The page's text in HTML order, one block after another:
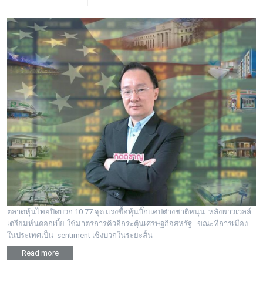
ตลาดหุ้นไทยปิดบวก 10.77 จุด แรงซื้อหุ้นบิ๊กแคปต่างชาติหนุน หลังพาวเวลล์
เตรียมหั่นดอกเบี้ย-ใช้มาตรการคิวอีกระตุ้นเศรษฐกิจสหรัฐ ขณะที่การเมือง
ในประเทศเป็น sentiment เชิงบวกในระยะสั้น
Read more